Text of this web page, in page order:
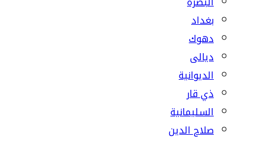
بغداد
دهوك
ديالى
الديوانية
ذي قار
السليمانية
صلاح الدين